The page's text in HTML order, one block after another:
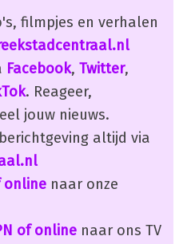
filmpjes en verhalen
Facebook, Twitter,
. Reageer,
jouw nieuws.
altijd via
onlinenaar onze
of onlinenaar ons TV